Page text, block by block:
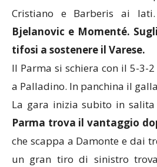
Cristiano e Barberis ai lati.
Bjelanovic e Momenté.
tifosi a sostenere il Varese.
Il Parma si schiera con il 5-3-
a Palladino. In panchina il
La gara inizia subito in
Parma trova il vantaggio
che scappa a Damonte e dai
un gran tiro di sinistro